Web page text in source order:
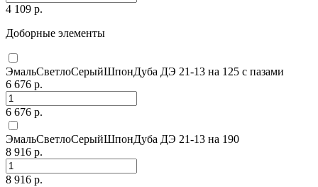
4 109 р.
Доборные элементы
ЭмальСветлоСерыйШпонДуба ДЭ 21-13 на 125 с пазами
6 676 р.
6 676 р.
ЭмальСветлоСерыйШпонДуба ДЭ 21-13 на 190
8 916 р.
8 916 р.